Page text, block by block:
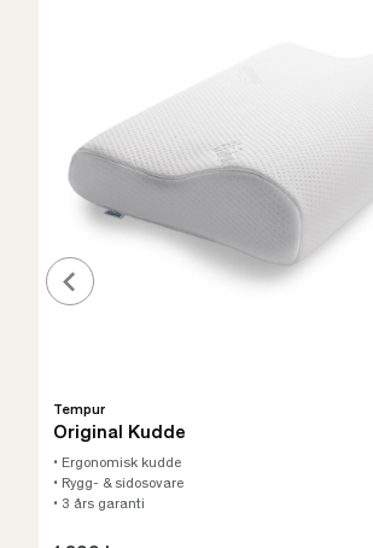
Tempur
Original Kudde
• Ergonomisk kudde
• Rygg- & sidosovare
• 3 års garanti